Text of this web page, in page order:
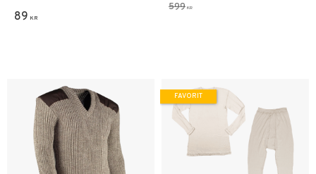
89 KR
599 KR
FAVORIT